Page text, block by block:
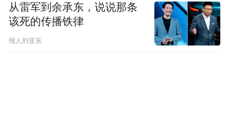
从雷军到余承东，说说那条
该死的传播铁律
报人刘亚东